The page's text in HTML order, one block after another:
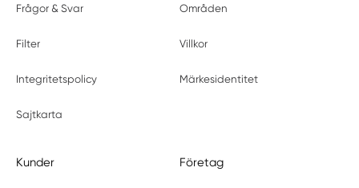
Frågor & Svar Områden
Filter Villkor
Integritetspolicy Märkesidentitet
Sajtkarta
Kunder Företag